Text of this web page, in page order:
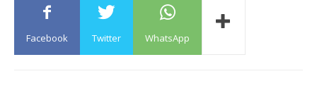
Facebook Twitter WhatsApp